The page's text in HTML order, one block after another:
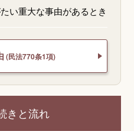
い重大な事由があるとき
(民法770条1項)
きと流れ